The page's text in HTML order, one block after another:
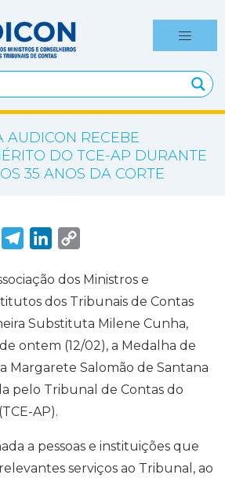
AUDICON RECEBE
DO TCE-AP DURANTE
35 ANOS DA CORTE
G
m
T
e
e
g
r
a
m
L
e
d
I
n
y
L
i
n
k
dos Ministros e
dos Tribunais de Contas
Substituta Milene Cunha,
ontem (12/02), a Medalha de
Margarete Salomão de Santana
pelo Tribunal de Contas do
AP).
a pessoas e instituições que
serviços ao Tribunal, ao